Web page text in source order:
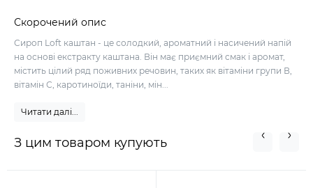
Скорочений опис
Сироп Loft каштан - це солодкий, ароматний і насичений напій
на основі екстракту каштана. Він має приємний смак і аромат,
містить цілий ряд поживних речовин, таких як вітаміни групи В,
вітамін С, каротиноїди, таніни, мін...
Читати далі...
З цим товаром купують